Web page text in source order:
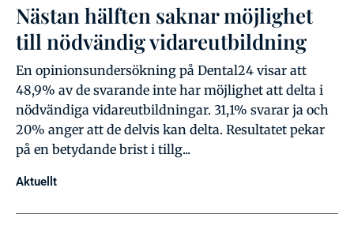
Nästan hälften saknar möjlighet
till nödvändig vidareutbildning
En opinionsundersökning på Dental24 visar att
48,9% av de svarande inte har möjlighet att delta i
nödvändiga vidareutbildningar. 31,1% svarar ja och
20% anger att de delvis kan delta. Resultatet pekar
på en betydande brist i tillg...
Aktuellt